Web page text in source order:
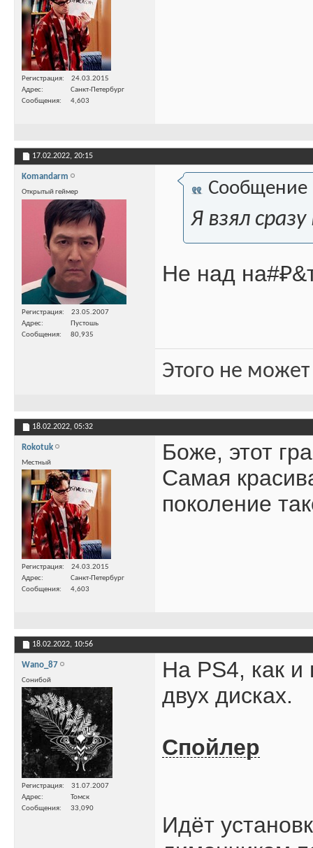
Регистрация
24.03.2015
Адрес
Санкт-Петербург
Сообщения
4,603
17.02.2022, 20:15
Komandarm
Открытый геймер
Регистрация
23.05.2007
Адрес
Пустошь
Сообщения
80,935
Сообщение
Я взял сразу
Не над
Этого не
18.02.2022, 05:32
Rokotuk
Местный
Регистрация
24.03.2015
Адрес
Санкт-Петербург
Сообщения
4,603
Боже, этот
Самая
поколение
18.02.2022, 10:56
Wano_87
Сонибой
Регистрация
31.07.2007
Адрес
Томск
Сообщения
33,090
На PS4, как и
двух дисках.
Спойлер
Идёт